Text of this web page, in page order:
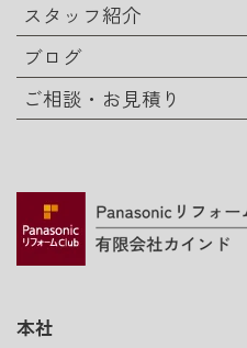
スタッフ紹介
ブログ
ご相談・お見積り
本社